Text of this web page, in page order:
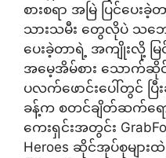
စားစရာ အမြဲ ပြင်ပ
သားသမီး တွေလိုပဲ သဘ
ပေးခဲ့တာရဲ့ အကျိုးလို့ မ
အမေ့အိမ်စား သောက်ဆို
ပလက်ဖောင်းပေါ်တွင် ပ
ခန့်က စတင်ချိတ်ဆက်ရော
ကေးရှင်းအတွင်း
Heroes ဆိုင်အုပ်စုမျာ